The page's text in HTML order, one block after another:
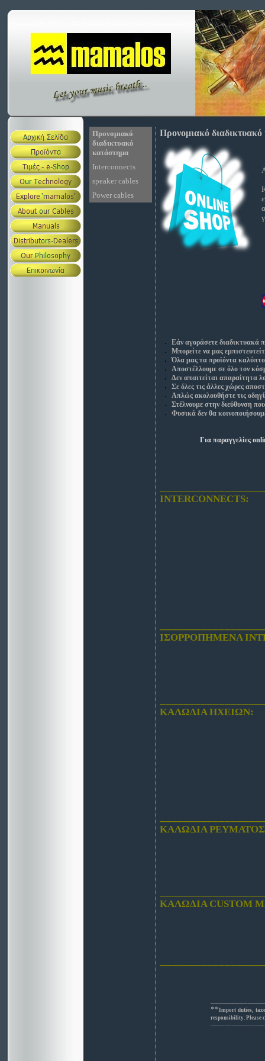
Προνομιακό
Εάν αγοράσετε διαδικτυακά
Μπορείτε να μας
Όλα μας τα προϊόντα
Αποστέλλουμε σε όλο τον
Δεν απαιτείται απαραίτητα
Σε όλες τις άλλες χώρες
Απλώς ακολουθήστε τις
Στέλνουμε στην διεύθυνση
Φυσικά δεν θα
Για παραγγελίες
INTERCONNECTS:
ΙΣΟΡΡΟΠΗΜΕΝΑ
ΚΑΛΩΔΙΑ ΗΧΕΙΩΝ:
ΚΑΛΩΔΙΑ ΡΕΥΜΑΤΟΣ
ΚΑΛΩΔΙΑ CUSTOM
**Import duties,
responsibility. Please
Προνομιακό
διαδικτυακό
κατάστημα
Interconnects
speaker cables
Power cables